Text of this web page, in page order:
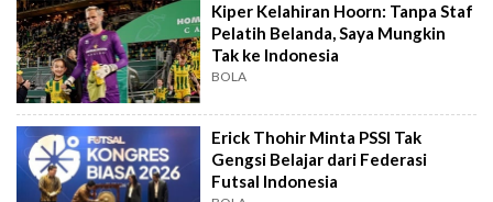
Kiper Kelahiran Hoorn: Tanpa Staf
Pelatih Belanda, Saya Mungkin
Tak ke Indonesia
BOLA
Erick Thohir Minta PSSI Tak
Gengsi Belajar dari Federasi
Futsal Indonesia